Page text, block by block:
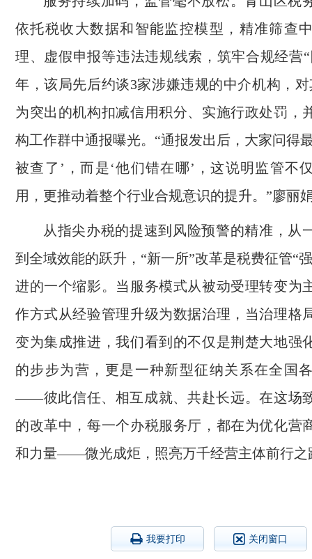
依托税收大数据和智能监控模型，精准筛查
理、虚假申报等违法违规线索，筑牢合规经营“
年，该局先后约谈3家涉嫌违规的中介机构，
为突出的机构扣减信用积分、实施行政处罚，
构工作群中通报曝光。“通报发出后，大家问得
被查了’，而是‘他们错在哪’，这说明监管不
用，更推动着整个行业合规意识的提升。”廖丽
从指尖办税的提速到风险预警的精准，从
到全域效能的跃升，“新一所”改革是税费征管“
进的一个缩影。当服务模式从被动受理转变为
作方式从经验管理升级为数据治理，当治理格
变为集成推进，我们看到的不仅是荆楚大地强
的步步为营，更是一种新型征纳关系在全国
——彼此信任、相互成就、共赴长远。在这场
的改革中，每一个办税服务厅，都在为优化营
和力量——微光成炬，照亮万千经营主体前行之
我要打印 关闭窗口